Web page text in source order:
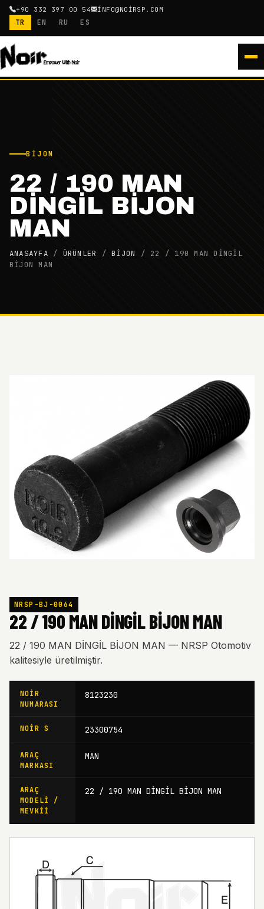
+90 332 397 00 54 INFO@NOIRSP.COM
TR EN RU ES
BIJON
22 / 190 MAN
DİNGİL BİJON
MAN
ANASAYFA / ÜRÜNLER /BIJON / 22 / 190 MAN DİNGİL
BİJON MAN
NRSP-BJ-0064
22 / 190 MAN DİNGİL BİJON MAN
22 / 190 MAN DİNGİL BİJON MAN — NRSP Otomotiv
kalitesiyle üretilmiştir.
NOIR
NUMARASI
8123230
NOIR S 23300754
ARAÇ
MARKASI
MAN
ARAÇ
MODELI /
MEVKII
22 / 190 MAN DİNGİL BİJON MAN